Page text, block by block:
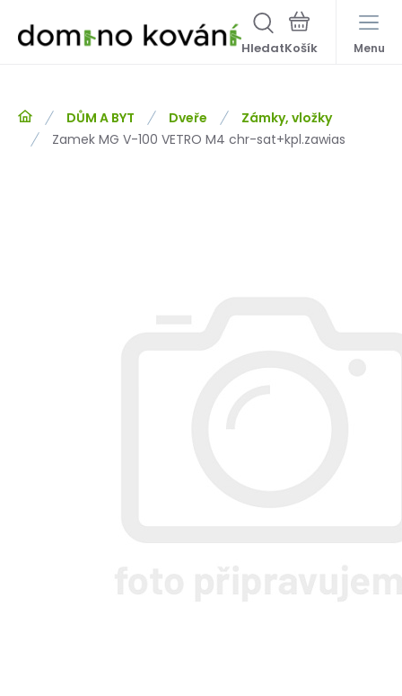
Hledat Menu
DŮM A BYT Dveře
Zámky, vložky
Zamek MG V-100 VETRO M4 chr-sat+kpl.zawias